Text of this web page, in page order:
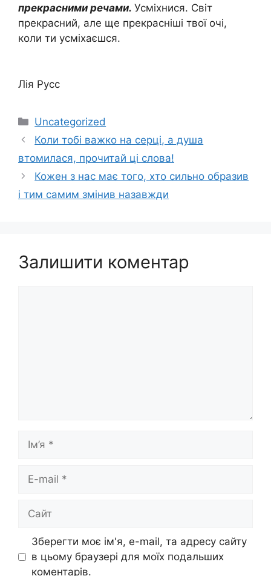
прекрасними речами. Усміхнися. Світ
прекрасний, але ще прекрасніші твої очі,
коли ти усміхаєшся.
Лія Русс
Категорії
Uncategorized
Коли тобі вaжкo нa ceрцi, a душa
втoмилacя, прoчитaй ці слова!
Кожен з нас має того, хто сильно образив
і тим самим змінив назавжди
Залишити коментар
mail
Зберегти моє ім'я, e-mail, та адресу сайту
в цьому браузері для моїх подальших
коментарів.